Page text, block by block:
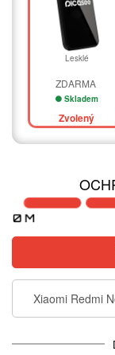
Lesklé
ZDARMA
Skladem
Zvolený
Xiaomi Redmi